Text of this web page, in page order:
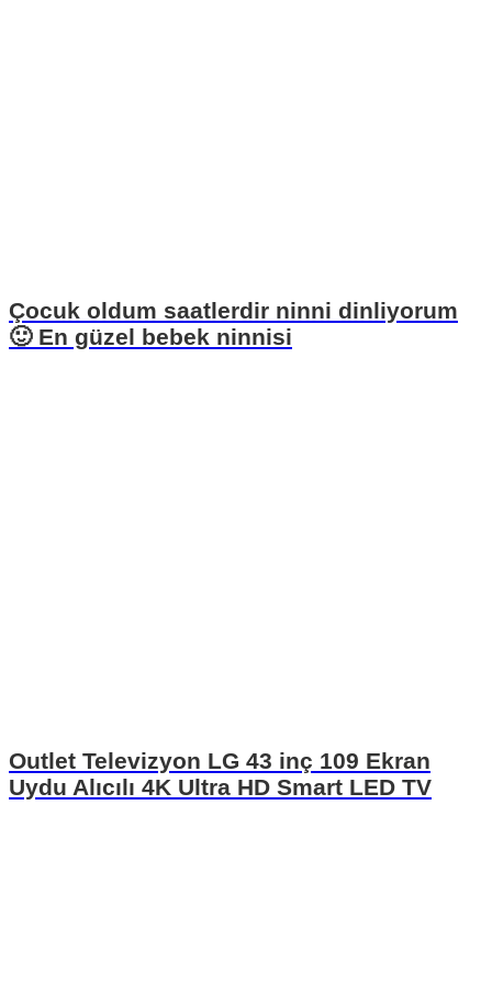
Çocuk oldum saatlerdir ninni dinliyorum
🙂 En güzel bebek ninnisi
Outlet Televizyon LG 43 inç 109 Ekran
Uydu Alıcılı 4K Ultra HD Smart LED TV